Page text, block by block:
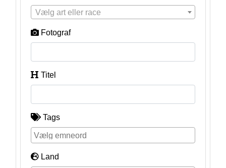
Vælg art eller race
Fotograf
Titel
Tags
Land